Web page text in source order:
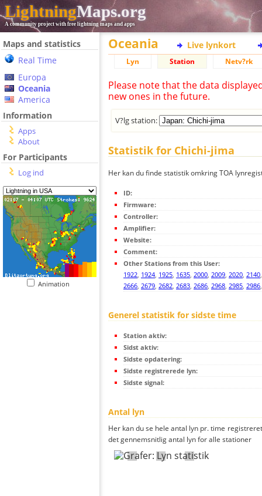
LightningMaps.org
A community project with free lightning maps and apps
Maps and statistics
Real Time
Europa
Oceania
America
Information
Apps
About
For Participants
Log ind
Animation
Oceania Live lynkort
Lyn Station Netv?rk
Please note that the data
new ones in the future.
V?lg station:
Statistik for Chichi-jima
Her kan du finde statistik omkring TOA
ID:
Firmware:
Controller:
Amplifier:
Website:
Comment:
Other Stations from this User:
1922, 1924, 1925, 1635, 2000, 2009, 2020, 2140
2666, 2679, 2682, 2683, 2686, 2968, 2985, 2986
Generel statistik for sidste time
Station aktiv:
Sidst aktiv:
Sidste opdatering:
Sidste registrerede lyn:
Sidste signal:
Antal lyn
Her kan du se hele antal lyn pr. time
det gennemsnitlig antal lyn for alle stationer